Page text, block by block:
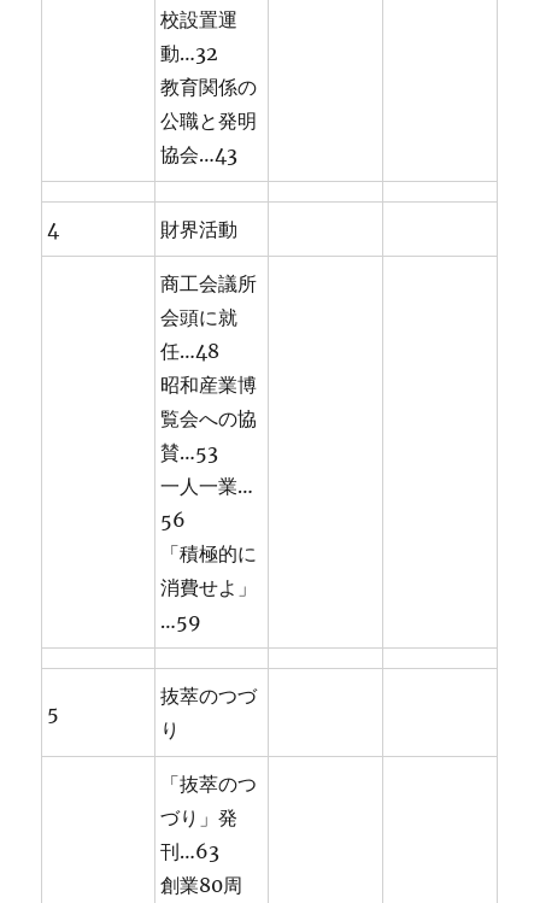
校設置運
動…32
教育関係の
公職と発明
協会…43
4 財界活動
商工会議所
会頭に就
任…48
昭和産業博
覧会への協
賛…53
一人一業…
56
「積極的に
消費せよ」
…59
5
抜萃のつづ
り
「抜萃のつ
づり」発
刊…63
創業80周